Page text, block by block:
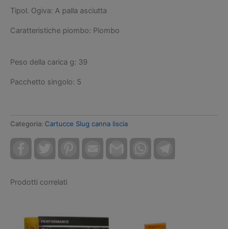
Tipol. Ogiva: A palla asciutta
Caratteristiche piombo: Piombo
Peso della carica g: 39
Pacchetto singolo: 5
Categoria: Cartucce Slug canna liscia
FacebookTwitter Pinterest Email Gmail WhatsApp
Prodotti correlati